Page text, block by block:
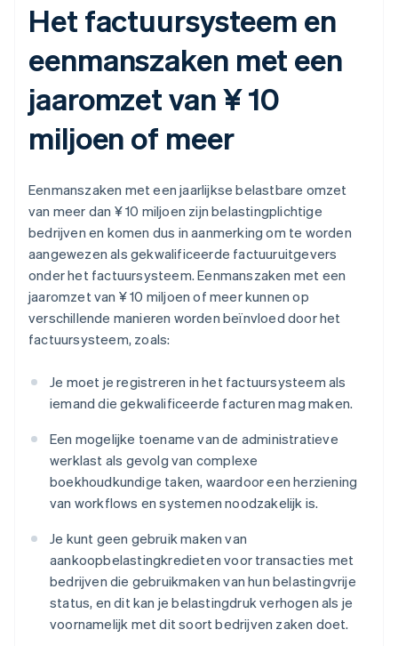
Het factuursysteem en
eenmanszaken met een
jaaromzet van ¥ 10
miljoen of meer
Eenmanszaken met een jaarlijkse belastbare omzet
van meer dan ¥ 10 miljoen zijn belastingplichtige
bedrijven en komen dus in aanmerking om te worden
aangewezen als gekwalificeerde factuuruitgevers
onder het factuursysteem. Eenmanszaken met een
jaaromzet van ¥ 10 miljoen of meer kunnen op
verschillende manieren worden beïnvloed door het
factuursysteem, zoals:
Je moet je registreren in het factuursysteem als
iemand die gekwalificeerde facturen mag maken.
Een mogelijke toename van de administratieve
werklast als gevolg van complexe
boekhoudkundige taken, waardoor een herziening
van workflows en systemen noodzakelijk is.
Je kunt geen gebruik maken van
aankoopbelastingkredieten voor transacties met
bedrijven die gebruikmaken van hun belastingvrije
status, en dit kan je belastingdruk verhogen als je
voornamelijk met dit soort bedrijven zaken doet.